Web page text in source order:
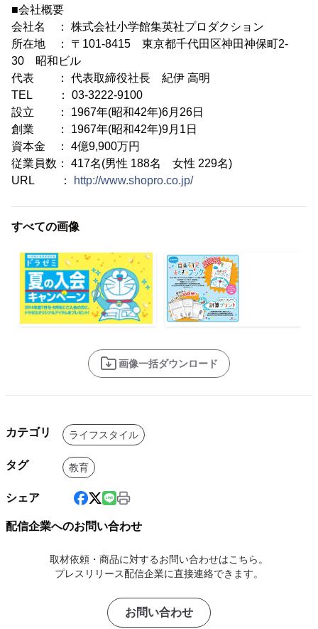
■会社概要
会社名 ： 株式会社小学館集英社プロダクション
所在地 ： 〒101-8415 東京都千代田区神田神保町2-
30 昭和ビル
代表 ： 代表取締役社長 紀伊 高明
TEL ： 03-3222-9100
設立 ： 1967年(昭和42年)6月26日
創業 ： 1967年(昭和42年)9月1日
資本金 ： 4億9,900万円
従業員数： 417名(男性 188名 女性 229名)
URL ：
http://www.shopro.co.jp/
すべての画像
画像一括ダウンロード
カテゴリ ライフスタイル
タグ 教育
シェア
配信企業へのお問い合わせ
取材依頼・商品に対するお問い合わせはこちら。
プレスリリース配信企業に直接連絡できます。
お問い合わせ